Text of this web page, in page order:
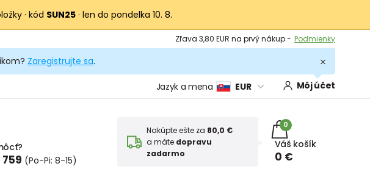
· kód SUN25 · len do pondelka 10. 8.
Výmena a vrátenie tovaru - Zobraziť
Podmienky
Zaregistrujte sa.
Jazyk a mena EUR Môj účet
759 (Po-Pi: 8-15)
Nakúpte ešte za 80,0 €
a máte dopravu
zadarmo
0
Váš košík
0 €